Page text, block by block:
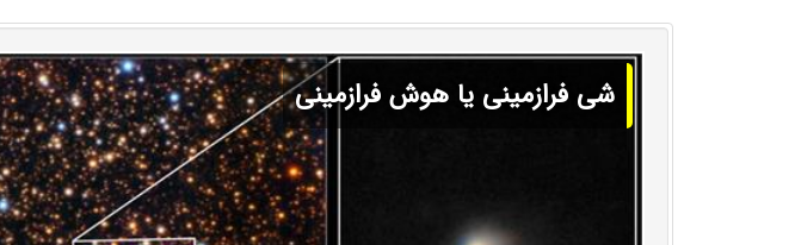
شی فرازمینی یا هوش فرازمینی